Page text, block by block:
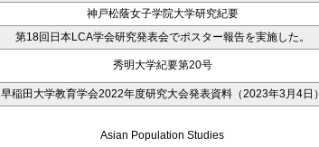
神戸松蔭女子学院大学研究紀要
第18回日本LCA学会研究発表会でポスター報告を実施した。
秀明大学紀要第20号
早稲田大学教育学会2022年度研究大会発表資料（2023年3月4日）
Asian Population Studies